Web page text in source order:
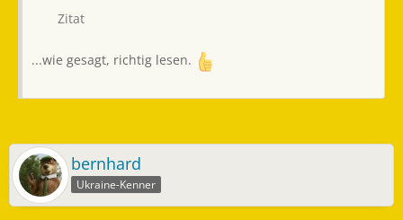
Zitat
...wie gesagt, richtig lesen.
bernhard
Ukraine-Kenner